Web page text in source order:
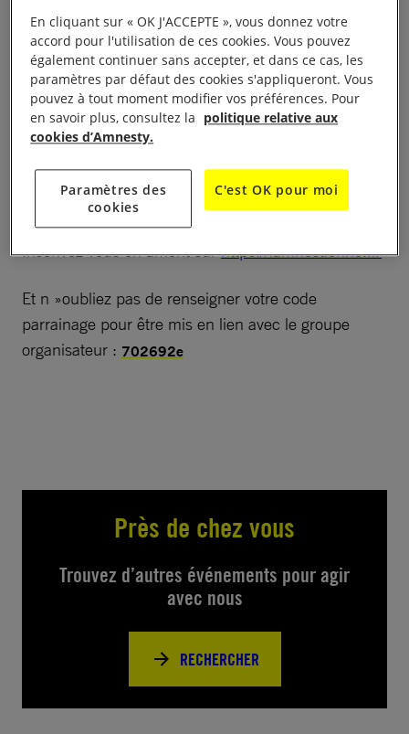
l’étang de Luisant. En courant, en marchant, ou en
roulant…
N’hésitez pas à vous joindre à nous !
guinguette (entrée rue des Gaudinières 28600
Inscrivez vous en amont surhttps://lamnestienne.fr/
Et n »oubliez pas de renseigner votre code
parrainage pour être mis en lien avec le groupe
organisateur : 702692e
Près de chez vous
Trouvez d’autres événements pour agir
avec nous
RECHERCHER
En cliquant sur « OK J'ACCEPTE », vous donnez votre
accord pour l'utilisation de ces cookies. Vous pouvez
également continuer sans accepter, et dans ce cas, les
paramètres par défaut des cookies s'appliqueront. Vous
pouvez à tout moment modifier vos préférences. Pour
en savoir plus, consultez la politique relative aux
cookies d’Amnesty.
Paramètres des
cookies
C'est OK pour moi